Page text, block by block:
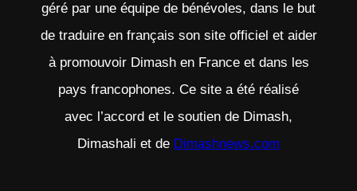
géré par une équipe de bénévoles, dans le but
de traduire en français son site officiel et aider
à promouvoir Dimash en France et dans les
pays francophones. Ce site a été réalisé
avec l’accord et le soutien de Dimash,
Dimashali et de Dimashnews.com